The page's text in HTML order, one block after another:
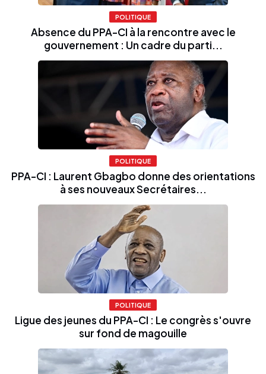
POLITIQUE
Absence du PPA-CI à la rencontre avec le
gouvernement : Un cadre du parti...
POLITIQUE
PPA-CI : Laurent Gbagbo donne des orientations
à ses nouveaux Secrétaires...
POLITIQUE
Ligue des jeunes du PPA-CI : Le congrès s'ouvre
sur fond de magouille